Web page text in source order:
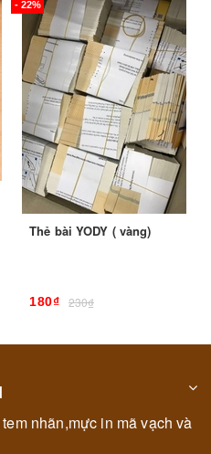
- 22%
Thẻ bài YODY ( vàng)
180₫ 230₫
nhãn,mực in mã vạch và